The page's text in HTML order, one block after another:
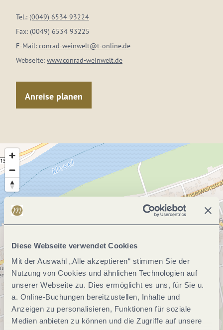
Diese Webseite verwendet Cookies
Mit der Auswahl „Alle akzeptieren“ stimmen Sie der
Nutzung von Cookies und ähnlichen Technologien auf
unserer Webseite zu. Dies ermöglicht es uns, für Sie u.
a. Online-Buchungen bereitzustellen, Inhalte und
Anzeigen zu personalisieren, Funktionen für soziale
Medien anbieten zu können und die Zugriffe auf unsere
Tel.: (0049) 6534 93224
Fax: (0049) 6534 93225
E-Mail: conrad-weinwelt@t-online.de
Webseite: www.conrad-weinwelt.de
Anreise planen